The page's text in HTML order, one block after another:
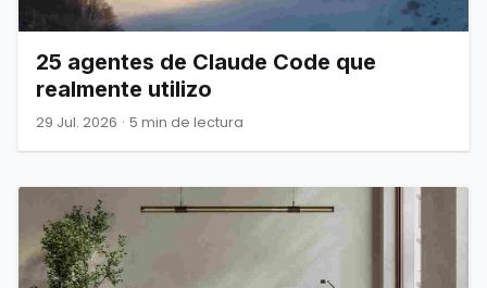
25 agentes de Claude Code que
realmente utilizo
29 Jul. 2026 · 5 min de lectura